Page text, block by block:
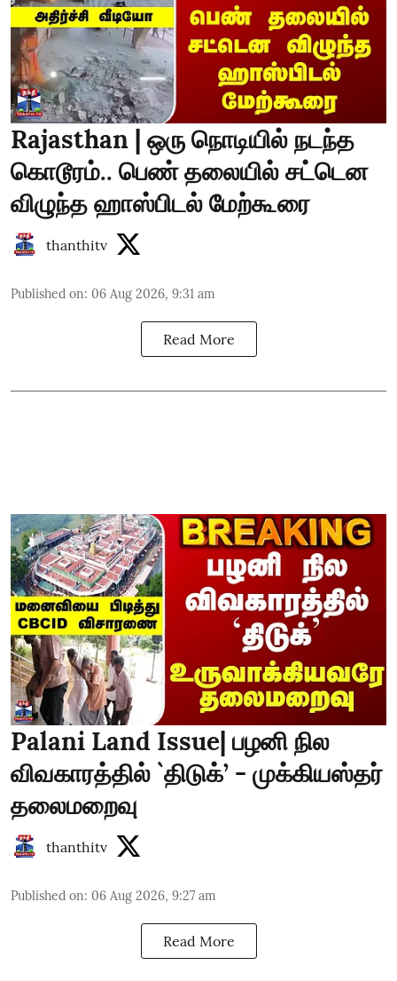
Rajasthan | ஒரு நொடியில் நடந்த
கொடூரம்.. பெண் தலையில் சட்டென
விழுந்த ஹாஸ்பிடல் மேற்கூரை
thanthitv
Published on: 06 Aug 2026, 9:31 am
Read More
Palani Land Issue| பழனி நில
விவகாரத்தில் `திடுக்’ - முக்கியஸ்தர்
தலைமறைவு
thanthitv
Published on: 06 Aug 2026, 9:27 am
Read More